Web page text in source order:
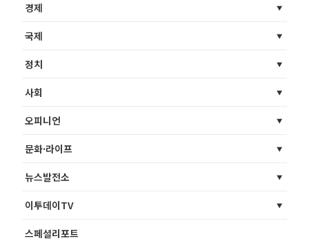
경제
국제
정치
사회
오피니언
문화·라이프
뉴스발전소
이투데이TV
스페셜리포트